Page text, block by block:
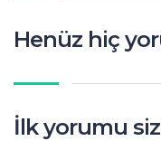
Henüz hiç
İlk yorumu